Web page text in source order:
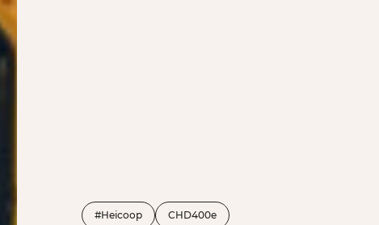
#Heicoop CHD400e